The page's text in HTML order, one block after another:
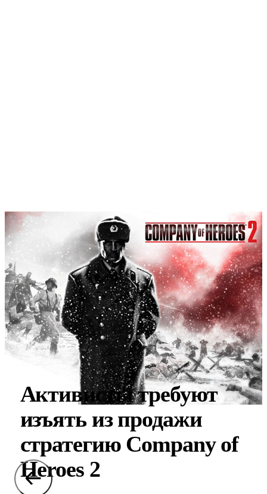
Активисты требуют
изъять из продажи
стратегию Company of
Heroes 2